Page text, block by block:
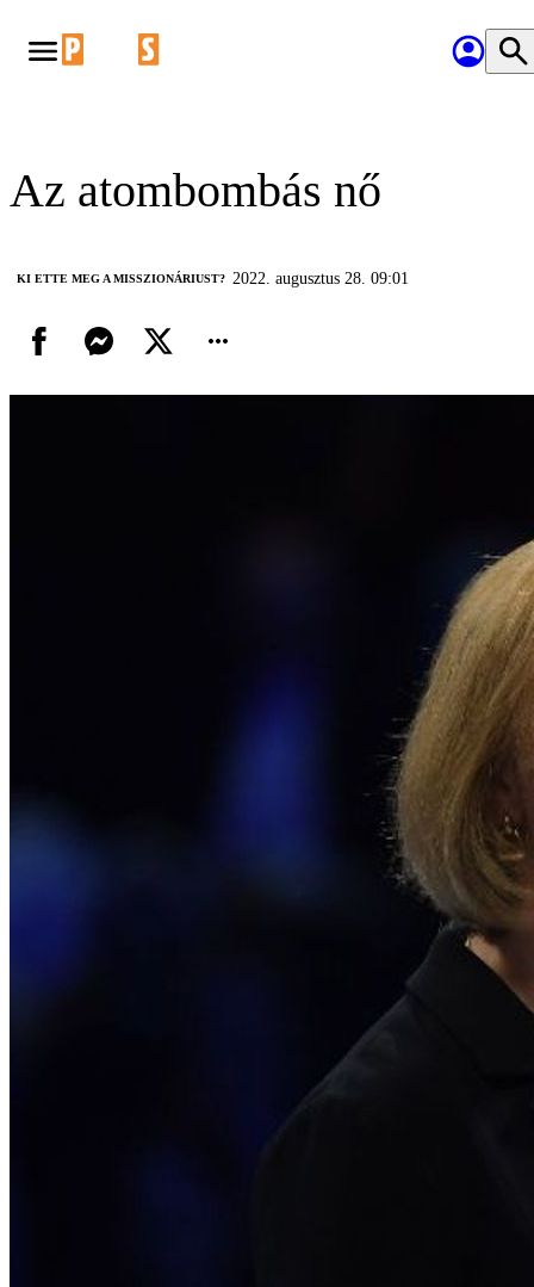
Az atombombás nő
KI ETTE MEG A MISSZIONÁRIUST? 2022. augusztus 28. 09:01